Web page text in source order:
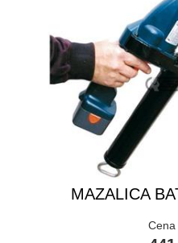
MAZALICA
Cena